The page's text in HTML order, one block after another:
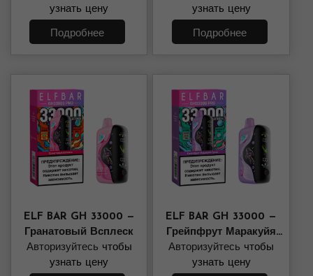
узнать цену
Подробнее
узнать цену
Подробнее
ELF BAR GH 33000 —
Гранатовый Всплеск
Авторизуйтесь чтобы
узнать цену
ELF BAR GH 33000 —
Грейпфрут Маракуйя
Гуава
Авторизуйтесь чтобы
узнать цену